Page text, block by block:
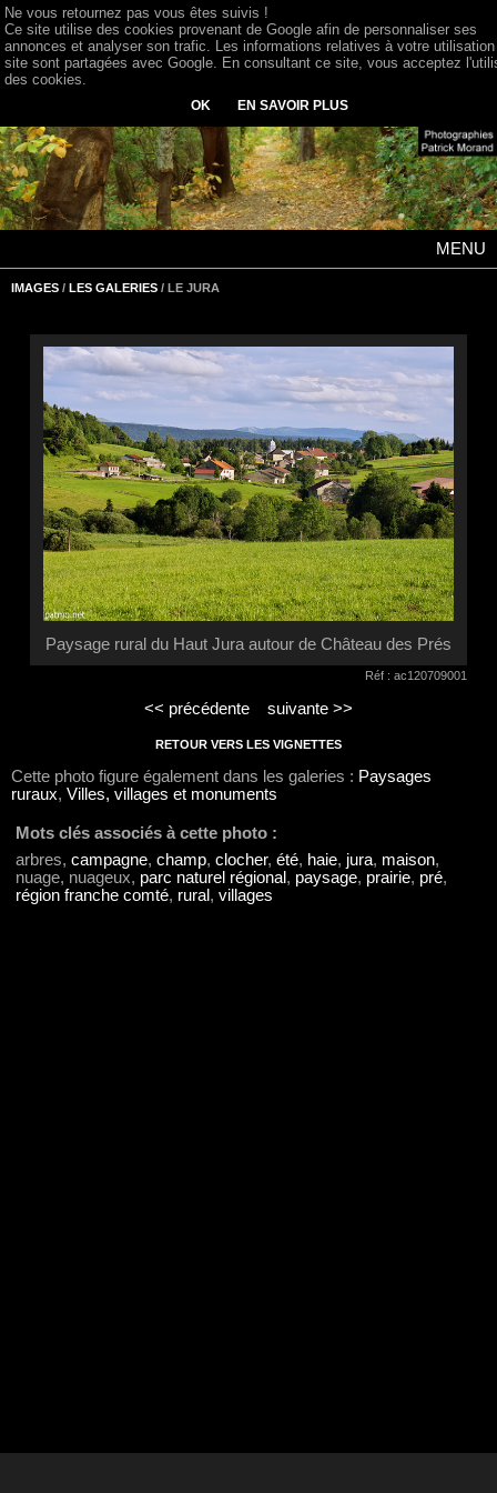
MENU
IMAGES / LES GALERIES / LE JURA
Paysage rural du Haut Jura autour de Château des Prés
Réf : ac120709001
<< précédente suivante >>
RETOUR VERS LES VIGNETTES
Cette photo figure également dans les galeries : Paysages
ruraux, Villes, villages et monuments
Mots clés associés à cette photo :
arbres, campagne, champ, clocher, été, haie, jura, maison,
nuage, nuageux, parc naturel régional , paysage, prairie, pré,
région franche comté, rural , villages
Ne vous retournez pas vous êtes suivis !
Ce site utilise des cookies provenant de Google afin de personnaliser ses
annonces et analyser son trafic. Les informations relatives à votre
site sont partagées avec Google. En consultant ce site, vous acceptez
des cookies.
OK EN SAVOIR PLUS